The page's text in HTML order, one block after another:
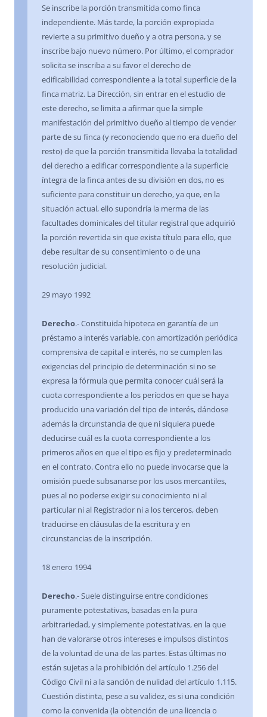
Se inscribe la porción transmitida como finca
independiente. Más tarde, la porción expropiada
revierte a su primitivo dueño y a otra persona, y se
inscribe bajo nuevo número. Por último, el comprador
solicita se inscriba a su favor el derecho de
edificabilidad correspondiente a la total superficie de la
finca matriz. La Dirección, sin entrar en el estudio de
este derecho, se limita a afirmar que la simple
manifestación del primitivo dueño al tiempo de vender
parte de su finca (y reconociendo que no era dueño del
resto) de que la porción transmitida llevaba la totalidad
del derecho a edificar correspondiente a la superficie
íntegra de la finca antes de su división en dos, no es
suficiente para constituir un derecho, ya que, en la
situación actual, ello supondría la merma de las
facultades dominicales del titular registral que adquirió
la porción revertida sin que exista título para ello, que
debe resultar de su consentimiento o de una
resolución judicial.
29 mayo 1992
Derecho.- Constituida hipoteca en garantía de un
préstamo a interés variable, con amortización periódica
comprensiva de capital e interés, no se cumplen las
exigencias del principio de determinación si no se
expresa la fórmula que permita conocer cuál será la
cuota correspondiente a los períodos en que se haya
producido una variación del tipo de interés, dándose
además la circunstancia de que ni siquiera puede
deducirse cuál es la cuota correspondiente a los
primeros años en que el tipo es fijo y predeterminado
en el contrato. Contra ello no puede invocarse que la
omisión puede subsanarse por los usos mercantiles,
pues al no poderse exigir su conocimiento ni al
particular ni al Registrador ni a los terceros, deben
traducirse en cláusulas de la escritura y en
circunstancias de la inscripción.
18 enero 1994
Derecho.- Suele distinguirse entre condiciones
puramente potestativas, basadas en la pura
arbitrariedad, y simplemente potestativas, en la que
han de valorarse otros intereses e impulsos distintos
de la voluntad de una de las partes. Estas últimas no
están sujetas a la prohibición del artículo 1.256 del
Código Civil ni a la sanción de nulidad del artículo 1.115.
Cuestión distinta, pese a su validez, es si una condición
como la convenida (la obtención de una licencia o